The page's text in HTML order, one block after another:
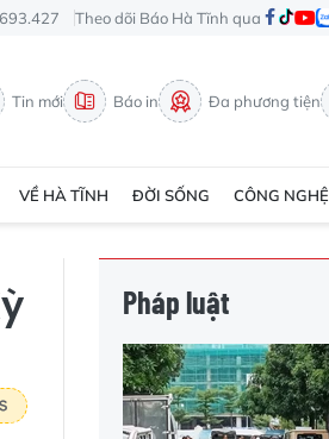
Theo dõi Báo Hà Tĩnh qua
Tin mới Báo in Đa phương tiện
VỀ HÀ TĨNH ĐỜI SỐNG CÔNG NGHỆ
Pháp luật